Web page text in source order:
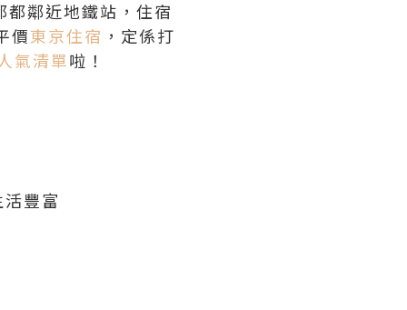
都鄰近地鐵站，住宿
價東京住宿 ，定係打
氣清單啦！
豐富